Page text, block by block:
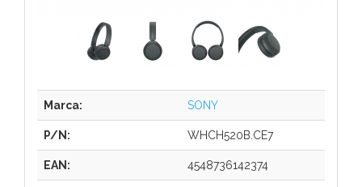
Marca: SONY
P/N: WHCH520B.CE7
EAN: 4548736142374